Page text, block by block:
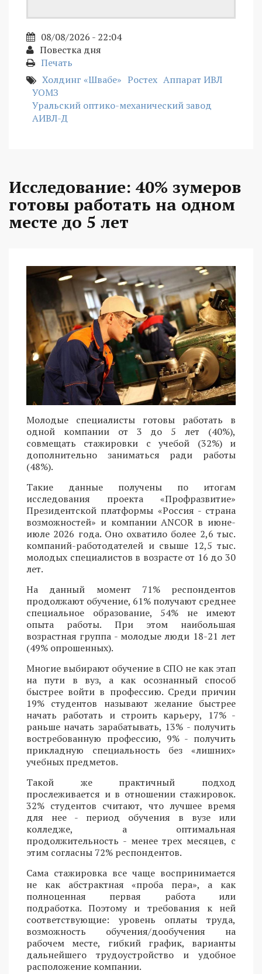
08/08/2026 - 22:04
Повестка дня
Печать
Холдинг «Швабе» Ростех Аппарат ИВЛ
УОМЗ
Уральский оптико-механический завод
АИВЛ-Д
Исследование: 40% зумеров
готовы работать на одном
месте до 5 лет
Молодые специалисты готовы работать в
одной компании от 3 до 5 лет (40%),
совмещать стажировки с учебой (32%) и
дополнительно заниматься ради работы
(48%).
Такие данные получены по итогам
исследования проекта «Профразвитие»
Президентской платформы «Россия - страна
возможностей» и компании ANCOR в июне-
июле 2026 года. Оно охватило более 2,6 тыс.
компаний-работодателей и свыше 12,5 тыс.
молодых специалистов в возрасте от 16 до 30
лет.
На данный момент 71% респондентов
продолжают обучение, 61% получают среднее
специальное образование, 54% не имеют
опыта работы. При этом наибольшая
возрастная группа - молодые люди 18-21 лет
(49% опрошенных).
Многие выбирают обучение в СПО не как этап
на пути в вуз, а как осознанный способ
быстрее войти в профессию. Среди причин
19% студентов называют желание быстрее
начать работать и строить карьеру, 17% -
раньше начать зарабатывать, 13% - получить
востребованную профессию, 9% - получить
прикладную специальность без «лишних»
учебных предметов.
Такой же практичный подход
прослеживается и в отношении стажировок.
32% студентов считают, что лучшее время
для нее - период обучения в вузе или
колледже, а оптимальная
продолжительность - менее трех месяцев, с
этим согласны 72% респондентов.
Сама стажировка все чаще воспринимается
не как абстрактная «проба пера», а как
полноценная первая работа или
подработка. Поэтому и требования к ней
соответствующие: уровень оплаты труда,
возможность обучения/дообучения на
рабочем месте, гибкий график, варианты
дальнейшего трудоустройство и удобное
расположение компании.